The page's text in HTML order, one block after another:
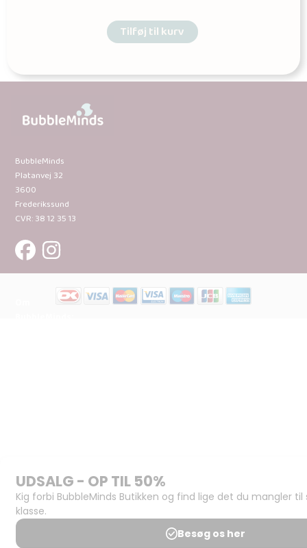
Tilføj til kurv
BubbleMinds
Platanvej 32
3600
Frederikssund
CVR: 38 12 35 13
Support og
juridisk:
Spørgsmål og
svar
Medlemsbetingelser